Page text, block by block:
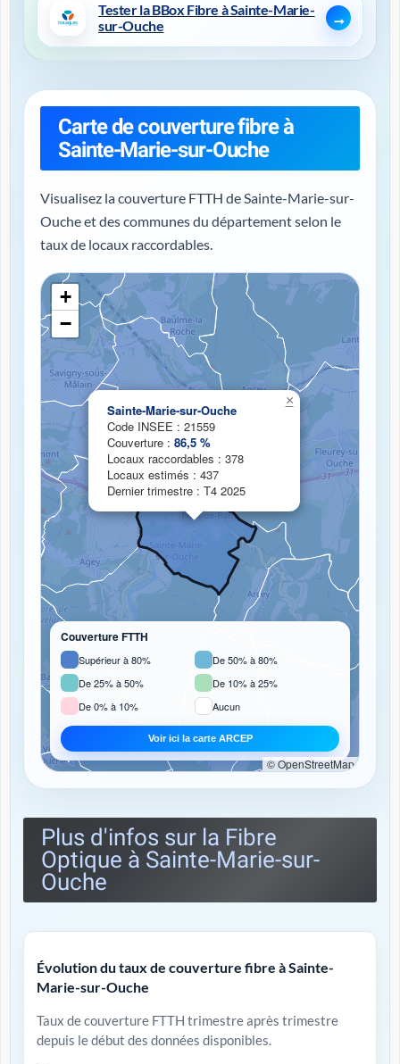
Tester la BBox Fibre à Sainte-Marie-
sur-Ouche
Carte de couverture fibre à
Sainte-Marie-sur-Ouche
Visualisez la couverture FTTH de Sainte-Marie-sur-
Ouche et des communes du département selon le
taux de locaux raccordables.
Chargement de la carte de couverture fibre...
Sainte-Marie-sur-Ouche
Code INSEE : 21559
Couverture : 86,5 %
Locaux raccordables : 378
Locaux estimés : 437
Dernier trimestre : T4 2025
×
+
−
Couverture FTTH
Supérieur à 80%
De 50% à 80%
De 25% à 50%
De 10% à 25%
De 0% à 10%
Aucun
Voir ici la carte ARCEP
© OpenStreetMap
Plus d'infos sur la Fibre
Optique à Sainte-Marie-sur-
Ouche
Évolution du taux de couverture fibre à Sainte-
Marie-sur-Ouche
Taux de couverture FTTH trimestre après trimestre
depuis le début des données disponibles.